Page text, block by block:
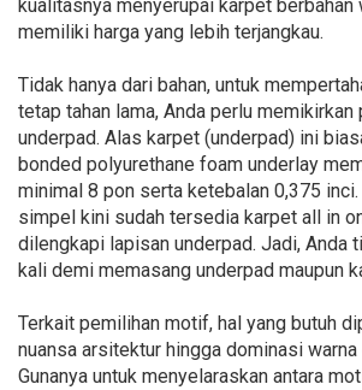
kualitasnya menyerupai karpet berbahan
memiliki harga yang lebih terjangkau.
Tidak hanya dari bahan, untuk
tetap tahan lama, Anda perlu memikirkan
underpad. Alas karpet (underpad) ini
bonded polyurethane foam underlay
minimal 8 pon serta ketebalan 0,375
simpel kini sudah tersedia karpet all in
dilengkapi lapisan underpad. Jadi, Anda
kali demi memasang underpad maupun
Terkait pemilihan motif, hal yang butuh
nuansa arsitektur hingga dominasi
Gunanya untuk menyelaraskan antara